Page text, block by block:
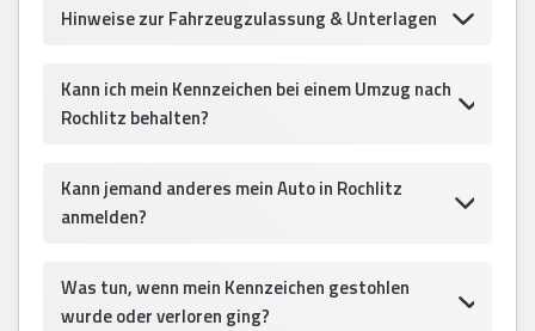
Hinweise zur Fahrzeugzulassung & Unterlagen
Kann ich mein Kennzeichen bei einem Umzug nach
Rochlitz behalten?
Kann jemand anderes mein Auto in Rochlitz
anmelden?
Was tun, wenn mein Kennzeichen gestohlen
wurde oder verloren ging?